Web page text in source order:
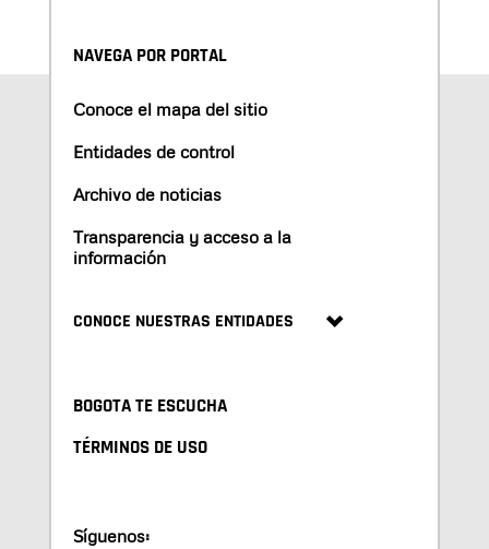
NAVEGA POR PORTAL
Conoce el mapa del sitio
Entidades de control
Archivo de noticias
Transparencia y acceso a la
información
CONOCE NUESTRAS ENTIDADES
BOGOTA TE ESCUCHA
TÉRMINOS DE USO
Síguenos: